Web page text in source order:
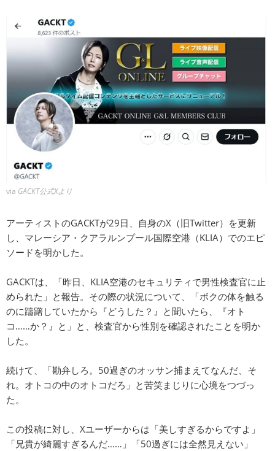
via GACKT公式Xより
アーティストのGACKTが29日、自身のX（旧Twitter）を更新
し、マレーシア・クアラルンプール国際空港（KLIA）でのエピ
ソードを明かした。
GACKTは、「昨日、KLIA空港のセキュリティで男性検査官に止
められた」と報告。その際の状況について、「ボクの体を触る
のに躊躇していたから『どうした？』と聞いたら、『オト
コ……か？』と」と、検査官から性別を確認されたことを明か
した。
続けて、「勘弁しろ。50過ぎのオッサン捕まえてなんだ、そ
れ。オトコの中のオトコだろ」と苦笑まじりに心境をつづっ
た。
この投稿に対し、Xユーザーからは「美しすぎるからですよ」
「兄貴が綺麗すぎるんだ……」「50過ぎには全然見えない」